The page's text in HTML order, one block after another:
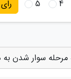
4
5 رای
سوار شدن به